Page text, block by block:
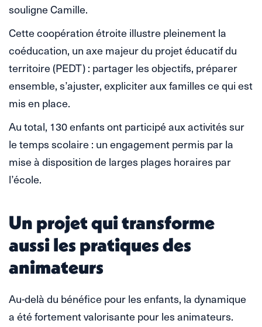
souligne Camille.
Cette coopération étroite illustre pleinement la
coéducation, un axe majeur du projet éducatif du
territoire (PEDT) : partager les objectifs, préparer
ensemble, s’ajuster, expliciter aux familles ce qui est
mis en place.
Au total, 130 enfants ont participé aux activités sur
le temps scolaire : un engagement permis par la
mise à disposition de larges plages horaires par
l’école.
Un projet qui transforme
aussi les pratiques des
animateurs
Au-delà du bénéfice pour les enfants, la dynamique
a été fortement valorisante pour les animateurs.